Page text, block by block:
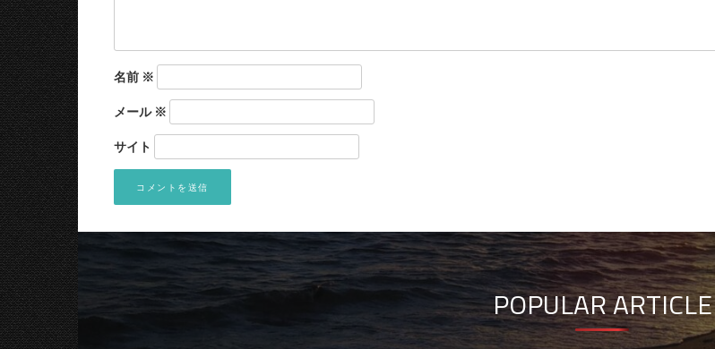
名前 ※
メール※
サイト
POPULAR ARTICLE